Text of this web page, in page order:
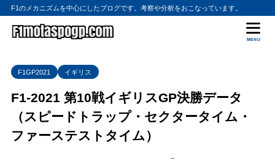
F1のメカニズムを中心にしたブログです。考察や分析をおこなっています。
MENU
F1GP2021 イギリス
F1-2021 第10戦イギリスGP決勝データ
（スピードトラップ・セクタータイム・
ファーステストタイム）